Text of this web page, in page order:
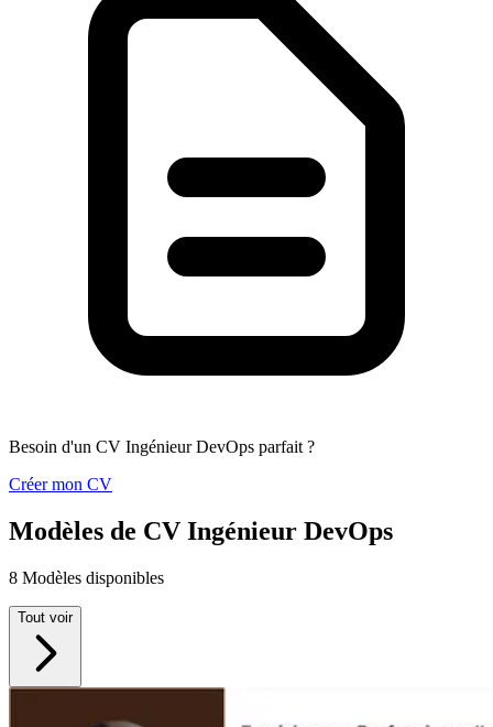
Besoin d'un CV Ingénieur DevOps parfait ?
Créer mon CV
Modèles de CV Ingénieur DevOps
8 Modèles disponibles
Tout voir